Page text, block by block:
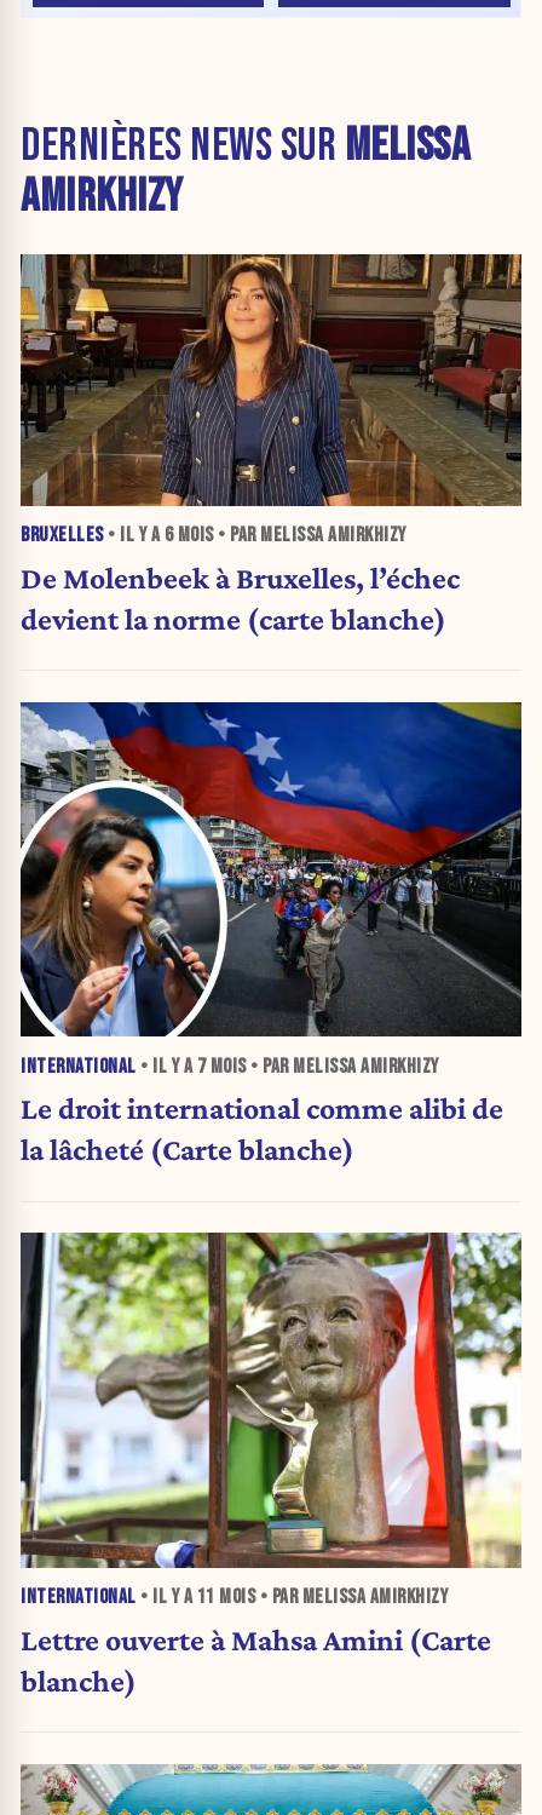
DERNIÈRES NEWS SUR MELISSA
AMIRKHIZY
BRUXELLES• IL Y A 6 MOIS• PAR MELISSA AMIRKHIZY
De Molenbeek à Bruxelles, l’échec
devient la norme (carte blanche)
INTERNATIONAL • IL Y A 7 MOIS• PAR MELISSA AMIRKHIZY
Le droit international comme alibi de
la lâcheté (Carte blanche)
INTERNATIONAL • IL Y A 11 MOIS• PAR MELISSA AMIRKHIZY
Lettre ouverte à Mahsa Amini (Carte
blanche)